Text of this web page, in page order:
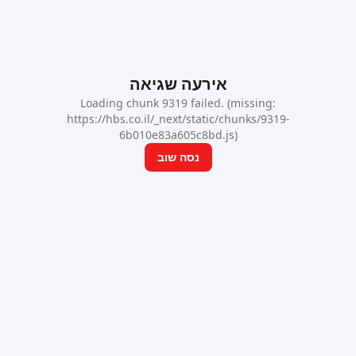
אירעה שגיאה
Loading chunk 9319 failed. (missing:
https://hbs.co.il/_next/static/chunks/9319-
6b010e83a605c8bd.js)